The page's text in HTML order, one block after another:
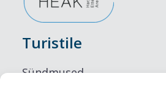
Turistile
Sündmused